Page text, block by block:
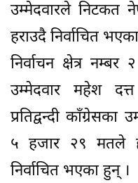
उम्मेदवारले निटकत
हराउदै निर्वाचित
निर्वाचन क्षेत्र
उम्मेदवार महेश
प्रतिद्वन्दी
५ हजार २९ मतले
निर्वाचित भएका हुन् ।